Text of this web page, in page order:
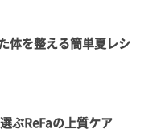
体を整える簡単夏レシ
ぶReFaの上質ケア